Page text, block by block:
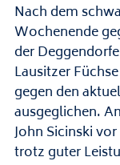
Nach dem
Wochenende
der
Lausitzer
gegen den
ausgeglichen.
John Sicinski
trotz guter